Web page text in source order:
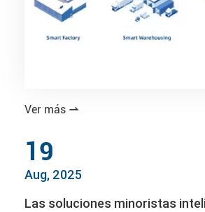
Ver más 
19
Aug, 2025
Las soluciones minoristas